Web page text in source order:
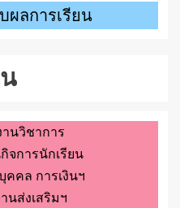
ผลการเรียน
นวิชาการ
จการนักเรียน
คล การเงินฯ
นส่งเสริมฯ